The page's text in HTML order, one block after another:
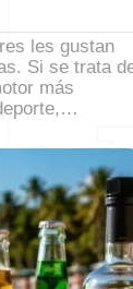
les gustan
Si se trata
más